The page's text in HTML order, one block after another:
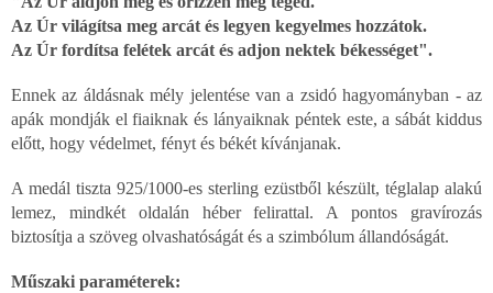
Az Úr világítsa meg arcát és legyen kegyelmes hozzátok.
Az Úr fordítsa felétek arcát és adjon nektek békességet".
Ennek az áldásnak mély jelentése van a zsidó hagyományban - az
apák mondják el fiaiknak és lányaiknak péntek este, a sábát kiddus
előtt, hogy védelmet, fényt és békét kívánjanak.
A medál tiszta 925/1000-es sterling ezüstből készült, téglalap alakú
lemez, mindkét oldalán héber felirattal. A pontos gravírozás
biztosítja a szöveg olvashatóságát és a szimbólum állandóságát.
Műszaki paraméterek: